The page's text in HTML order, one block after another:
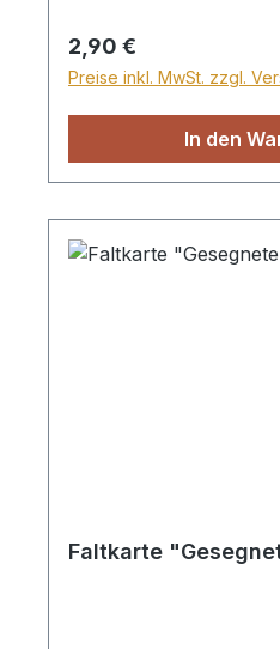
Regulärer Preis:
2,90 €
Preise inkl. MwSt. zzgl.
In den
Faltkarte